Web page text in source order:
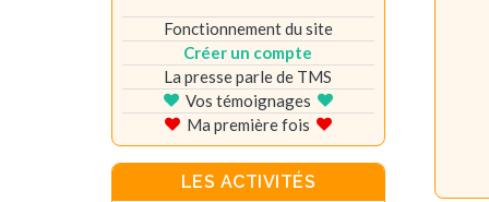
Fonctionnement du site
Créer un compte
La presse parle de TMS
Vos témoignages
Ma première fois
LES ACTIVITÉS